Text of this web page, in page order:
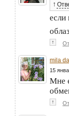
↑
если
↑
mila
15
Мне
↑